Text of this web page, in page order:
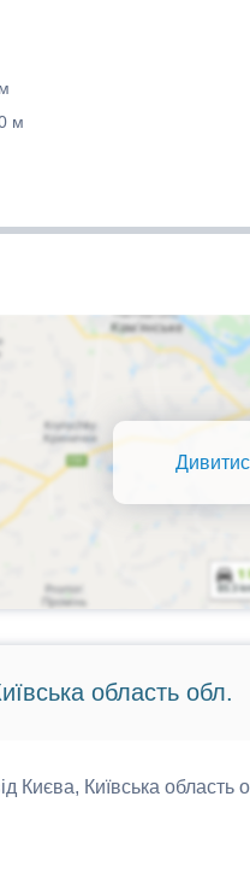
м
область обл.
Києва, Київська